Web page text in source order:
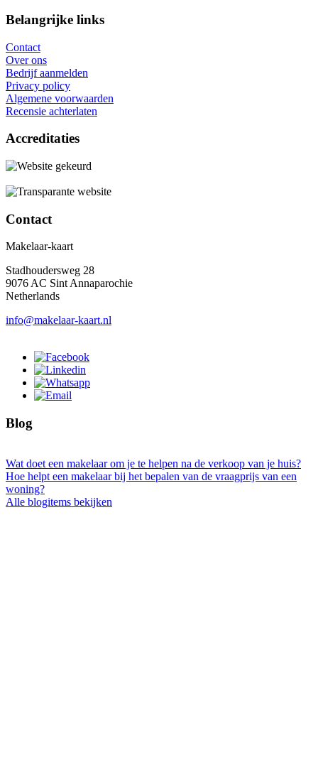
Belangrijke links
Contact
Over ons
Bedrijf aanmelden
Privacy policy
Algemene voorwaarden
Recensie achterlaten
Accreditaties
Contact
Makelaar-kaart
Stadhoudersweg 28
9076 AC Sint Annaparochie
Netherlands
info@makelaar-kaart.nl
Blog
Wat doet een makelaar om je te helpen na de verkoop van je huis?
Hoe helpt een makelaar bij het bepalen van de vraagprijs van een
woning?
Alle blogitems bekijken